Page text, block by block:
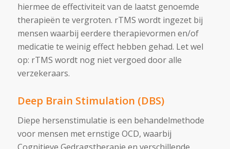
hiermee de effectiviteit van de laatst genoemde
therapieën te vergroten. rTMS wordt ingezet bij
mensen waarbij eerdere therapievormen en/of
medicatie te weinig effect hebben gehad. Let wel
op: rTMS wordt nog niet vergoed door alle
verzekeraars.
Deep Brain Stimulation (DBS)
Diepe hersenstimulatie is een behandelmethode
voor mensen met ernstige OCD, waarbij
Cognitieve Gedragstherapie en verschillende